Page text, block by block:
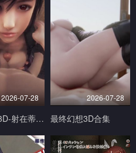
2026-07-28
最终幻想3D-射在蒂法的奶子小穴和嘴上V
2026-07-28
最终幻想3D合集